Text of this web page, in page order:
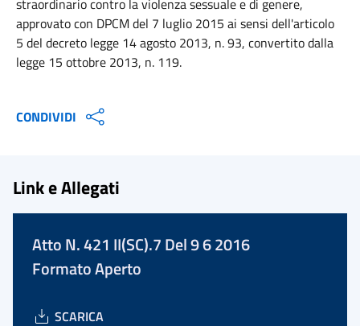
straordinario contro la violenza sessuale e di genere,
approvato con DPCM del 7 luglio 2015 ai sensi dell'articolo
5 del decreto legge 14 agosto 2013, n. 93, convertito dalla
legge 15 ottobre 2013, n. 119.
CONDIVIDI
Link e Allegati
Atto N. 421 II(SC).7 Del 9 6 2016
Formato Aperto
SCARICA